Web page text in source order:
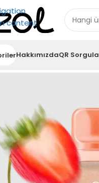
content
HakkımızdaQR Sorgula